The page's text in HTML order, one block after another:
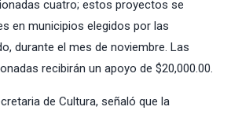
cuatro; estos proyectos se
en municipios elegidos por las
durante el mes de noviembre. Las
recibirán un apoyo de $20,000.00.
de Cultura, señaló que la